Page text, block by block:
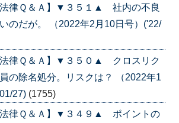
法律Ｑ＆Ａ】▼３５１▲ 社内の不良
のだが。 （2022年2月10日号）('22/
法律Ｑ＆Ａ】▼３５０▲ クロスリク
の除名処分。リスクは？ （2022年1
27) (1755)
法律Ｑ＆Ａ】▼３４９▲ ポイントの